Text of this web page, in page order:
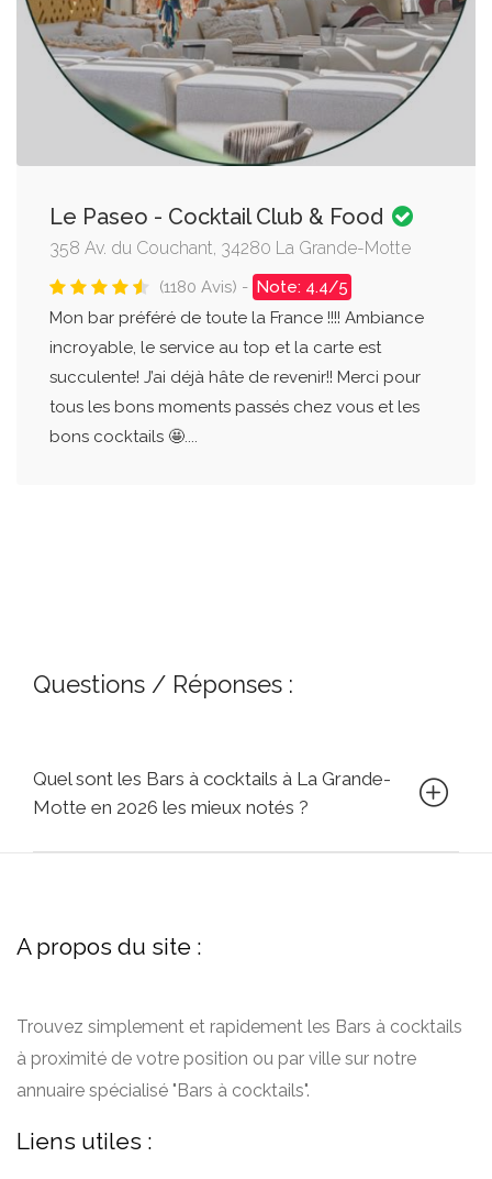
Le Paseo - Cocktail Club & Food
358 Av. du Couchant, 34280 La Grande-Motte
(1180 Avis) - Note: 4.4/5
Mon bar préféré de toute la France !!!! Ambiance
incroyable, le service au top et la carte est
succulente! J’ai déjà hâte de revenir!! Merci pour
tous les bons moments passés chez vous et les
bons cocktails 🤩....
Questions / Réponses :
Quel sont les Bars à cocktails à La Grande-
Motte en 2026 les mieux notés ?
A propos du site :
Trouvez simplement et rapidement les Bars à cocktails
à proximité de votre position ou par ville sur notre
annuaire spécialisé "Bars à cocktails".
Liens utiles :